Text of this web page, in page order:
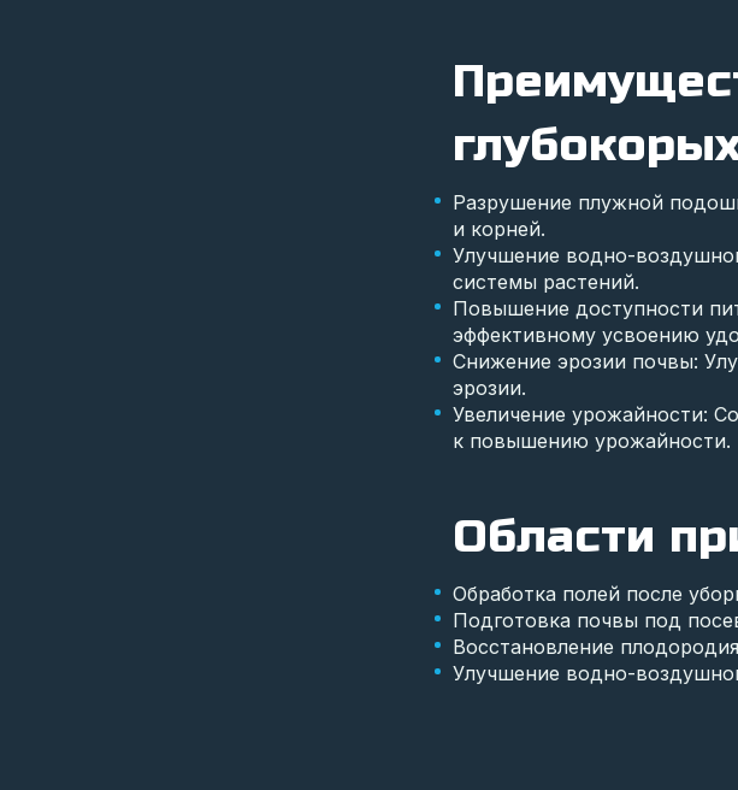
Разрушение плужной
и корней.
Улучшение водно-
системы растений.
Повышение доступности
эффективному усвоению
Снижение эрозии почвы:
эрозии.
Увеличение урожайности:
к повышению урожайности.
Области
Обработка полей после
Подготовка почвы под
Восстановление
Улучшение водно-